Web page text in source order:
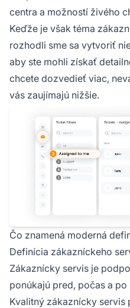
centra a možností živého
Keďže je však téma
rozhodli sme sa vytvoriť
aby ste mohli získať
chcete dozvedieť viac,
vás zaujímajú nižšie.
Čo znamená moderná
Definícia zákazníckeho
Zákaznícky servis je
ponúkajú pred, počas a
Kvalitný zákaznícky